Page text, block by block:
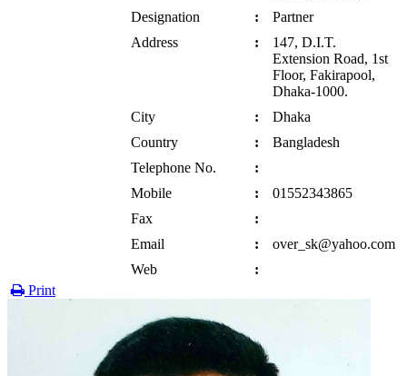
Designation
:
Partner
Address
:
147, D.I.T.
Extension Road, 1st
Floor, Fakirapool,
Dhaka-1000.
City
:
Dhaka
Country
:
Bangladesh
Telephone No.
:
Mobile
:
01552343865
Fax
:
Email
:
over_sk@yahoo.com
Web
:
Print